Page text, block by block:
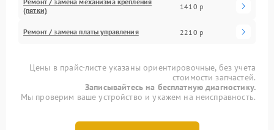
(пятки)
1410 р
Ремонт / замена платы управления 2210 р
Цены в прайс-листе указаны ориентировочные, без учета
стоимости запчастей.
Записывайтесь на бесплатную диагностику.
Мы проверим ваше устройство и укажем на неисправность.